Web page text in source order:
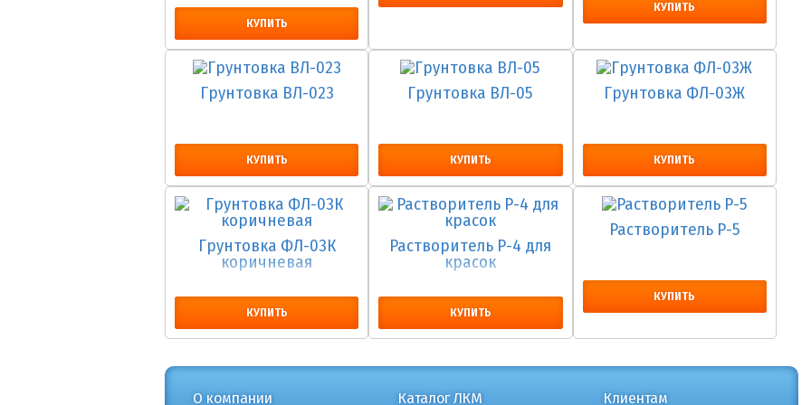
КУПИТЬ
КУПИТЬ
Грунтовка ВЛ-023
КУПИТЬ
Грунтовка ВЛ-05
КУПИТЬ
Грунтовка ФЛ-03Ж
КУПИТЬ
Грунтовка ФЛ-03К
коричневая
КУПИТЬ
Растворитель Р-4 для
красок
КУПИТЬ
Растворитель Р-5
КУПИТЬ
О компании Каталог ЛКМ Клиентам